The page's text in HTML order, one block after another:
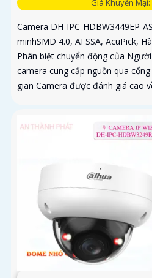
Giá Khuyến Mại:
Camera DH-IPC-HDBW3449EP-
minhSMD 4.0, AI SSA, AcuPick,
Phân biệt chuyển động của
camera cung cấp nguồn qua
gian Camera được đánh giá cao